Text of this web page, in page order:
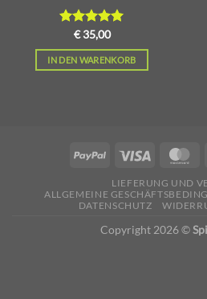
Bewertet
mit5.00
von 5
€ 35,00
IN DEN WARENKORB
LIEFERUNG UND
ALLGEMEINE
DATENSCHUTZ
Copyright 2026 ©